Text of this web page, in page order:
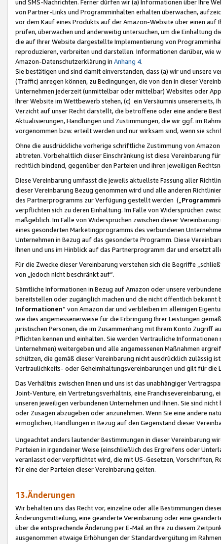
und SMS-Nachrichten. Ferner dürfen wir (a) Informationen über Ihre
von Partner-Links und Programminhalten erhalten überwachen,
vor dem Kauf eines Produkts auf der Amazon-Website über einen
prüfen, überwachen und anderweitig untersuchen, um die Einhaltung
die auf Ihrer Website dargestellte Implementierung von
reproduzieren, verbreiten und darstellen. Informationen darüber, wie
Amazon-Datenschutzerklärung in Anhang 4.
Sie bestätigen und sind damit einverstanden, dass (a) wir und
(Traffic) anregen können, zu Bedingungen, die von den in dieser
Unternehmen jederzeit (unmittelbar oder mittelbar) Websites oder
Ihrer Website im Wettbewerb stehen, (c) ein Versäumnis unsererseits,
Verzicht auf unser Recht darstellt, die betroffene oder eine andere
Aktualisierungen, Handlungen und Zustimmungen, die wir ggf. im
vorgenommen bzw. erteilt werden und nur wirksam sind, wenn sie
Ohne die ausdrückliche vorherige schriftliche Zustimmung von
abtreten. Vorbehaltlich dieser Einschränkung ist diese Vereinbarung
rechtlich bindend, gegenüber den Parteien und ihren jeweiligen
Diese Vereinbarung umfasst die jeweils aktuellste Fassung aller
dieser Vereinbarung Bezug genommen wird und alle anderen
des Partnerprogramms zur Verfügung gestellt werden („
verpflichten sich zu deren Einhaltung. Im Falle von Widersprüchen
maßgeblich. Im Falle von Widersprüchen zwischen dieser
eines gesonderten Marketingprogramms des verbundenen
Unternehmen in Bezug auf das gesonderte Programm. Diese
Ihnen und uns im Hinblick auf das Partnerprogramm dar und ersetzt
Für die Zwecke dieser Vereinbarung verstehen sich die Begriffe
von „jedoch nicht beschränkt auf“.
Sämtliche Informationen in Bezug auf Amazon oder unsere
bereitstellen oder zugänglich machen und die nicht öffentlich
Informationen“ von Amazon dar und verbleiben im alleinigen
wie dies angemessenerweise für die Erbringung Ihrer Leistungen
juristischen Personen, die im Zusammenhang mit Ihrem Konto
Pflichten kennen und einhalten. Sie werden Vertrauliche
Unternehmen) weitergeben und alle angemessenen Maßnahmen
schützen, die gemäß dieser Vereinbarung nicht ausdrücklich zulässig
Vertraulichkeits- oder Geheimhaltungsvereinbarungen und gilt für die
Das Verhältnis zwischen Ihnen und uns ist das unabhängiger
Joint-Venture, ein Vertretungsverhältnis, eine Franchisevereinbarung,
unseren jeweiligen verbundenen Unternehmen und Ihnen. Sie sind
oder Zusagen abzugeben oder anzunehmen. Wenn Sie eine andere
ermöglichen, Handlungen in Bezug auf den Gegenstand dieser
Ungeachtet anders lautender Bestimmungen in dieser Vereinbarung
Parteien in irgendeiner Weise (einschließlich des Ergreifens oder
veranlasst oder verpflichtet wird, die mit US-Gesetzen, Vorschriften,
für eine der Parteien dieser Vereinbarung gelten.
13.Änderungen
Wir behalten uns das Recht vor, einzelne oder alle Bestimmungen
Änderungsmitteilung, eine geänderte Vereinbarung oder eine
über die entsprechende Änderung per E-Mail an Ihre zu diesem
ausgenommen etwaige Erhöhungen der Standardvergütung im